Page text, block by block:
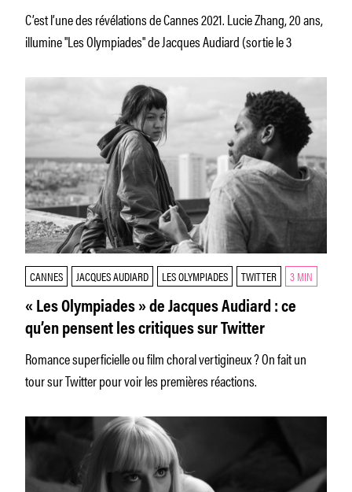
C’est l’une des révélations de Cannes 2021. Lucie Zhang, 20 ans,
illumine "Les Olympiades" de Jacques Audiard (sortie le 3
CANNES JACQUES AUDIARD LES OLYMPIADES TWITTER 3 MIN
« Les Olympiades » de Jacques Audiard : ce
qu’en pensent les critiques sur Twitter
Romance superficielle ou film choral vertigineux ? On fait un
tour sur Twitter pour voir les premières réactions.